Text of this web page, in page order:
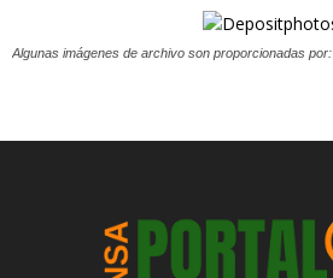
Algunas imágenes de archivo son proporcionadas por: